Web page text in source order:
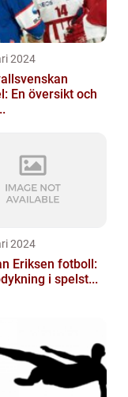
2024
En översikt och
2024
Eriksen fotboll:
i spelst...